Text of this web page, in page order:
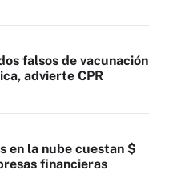
falsos de vacunación
advierte CPR
en la nube cuestan $
financieras